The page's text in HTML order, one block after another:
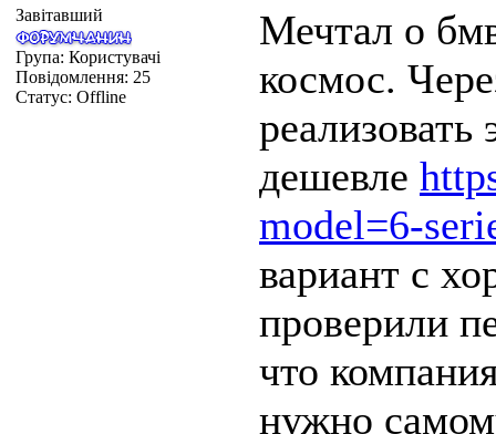
Завітавший
Група: Користувачі
Повідомлення: 25
Статус: Offline
Мечтал о
космос.
реализовать
дешевле
model=6-
вариант с
проверили
что
нужно